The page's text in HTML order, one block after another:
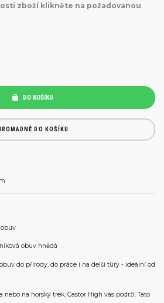
zboží klikněte na požadovanou
DO KOŠÍKU
DO KOŠÍKU
obuv hnědá
do přírody, do práce i na delší túry - ideální od
nebo na horský trek, Castor High vás podrží. Tato